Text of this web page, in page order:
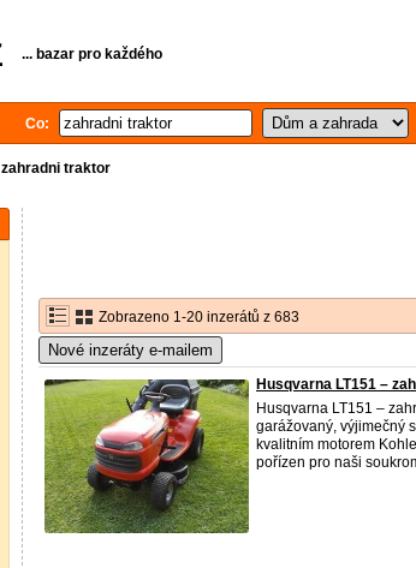
... bazar pro každého
Co:
zahradni traktor
Zobrazeno 1-20 inzerátů z 683
Nové inzeráty e-mailem
Husqvarna LT151 –
Husqvarna LT151 –
garážovaný, výjimečný
kvalitním motorem
pořízen pro naši